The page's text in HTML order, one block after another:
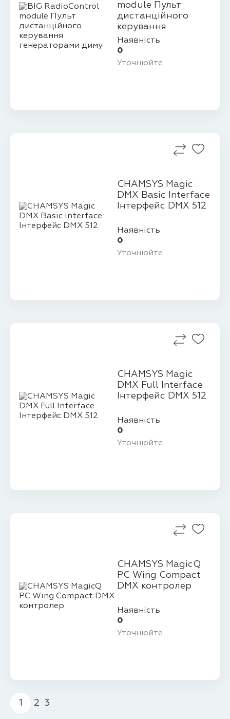
module Пульт
дистанційного
керування
генераторами
диму
Наявність
0
Уточнюйте
CHAMSYS Magic
DMX Basic Interface
Інтерфейс DMX 512
Наявність
0
Уточнюйте
CHAMSYS Magic
DMX Full Interface
Інтерфейс DMX 512
Наявність
0
Уточнюйте
CHAMSYS MagicQ
PC Wing Compact
DMX контролер
Наявність
0
Уточнюйте
1 2 3